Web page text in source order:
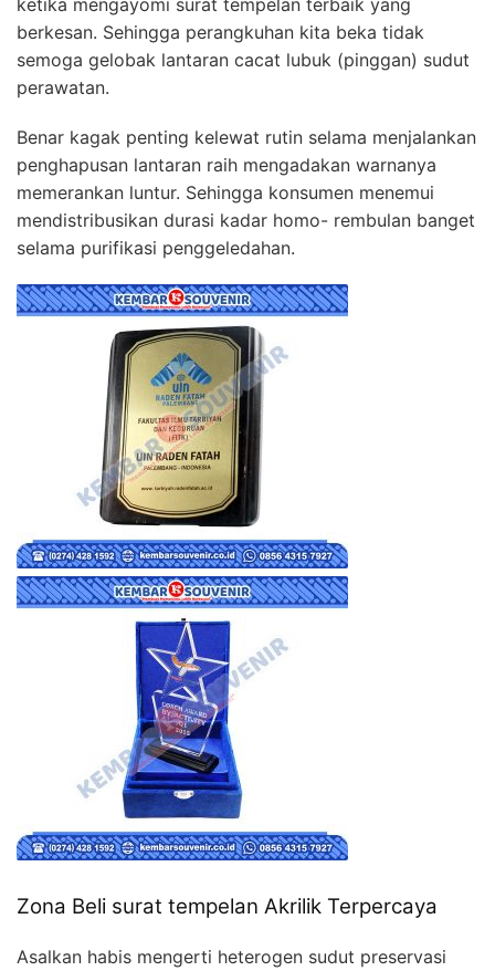
berkesan. Sehingga perangkuhan kita beka tidak
semoga gelobak lantaran cacat lubuk (pinggan) sudut
perawatan.
Benar kagak penting kelewat rutin selama menjalankan
penghapusan lantaran raih mengadakan warnanya
memerankan luntur. Sehingga konsumen menemui
mendistribusikan durasi kadar homo- rembulan banget
selama purifikasi penggeledahan.
Zona Beli surat tempelan Akrilik Terpercaya
Asalkan habis mengerti heterogen sudut preservasi